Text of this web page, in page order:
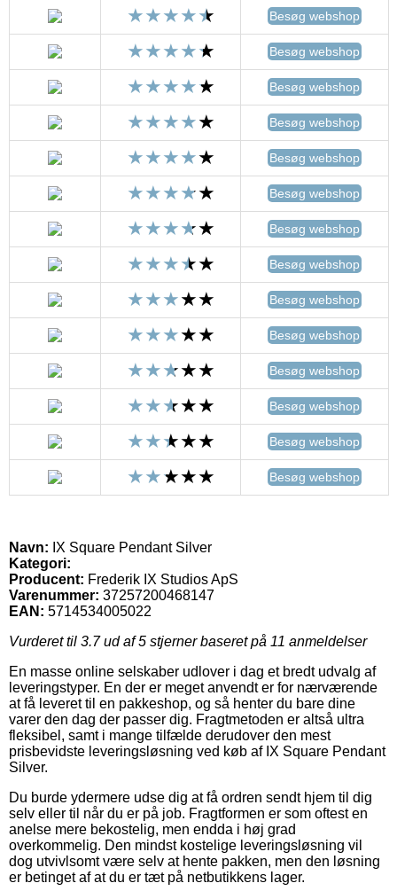
Besøg webshop
Besøg webshop
Besøg webshop
Besøg webshop
Besøg webshop
Besøg webshop
Besøg webshop
Besøg webshop
Besøg webshop
Besøg webshop
Besøg webshop
Besøg webshop
Besøg webshop
Besøg webshop
Navn: IX Square Pendant Silver
Kategori:
Producent: Frederik IX Studios ApS
Varenummer: 37257200468147
EAN: 5714534005022
Vurderet til 3.7ud af 5 stjerner baseret på 11 anmeldelser
En masse online selskaber udlover i dag et bredt udvalg af
leveringstyper. En der er meget anvendt er for nærværende
at få leveret til en pakkeshop, og så henter du bare dine
varer den dag der passer dig. Fragtmetoden er altså ultra
fleksibel, samt i mange tilfælde derudover den mest
prisbevidste leveringsløsning ved køb af IX Square Pendant
Silver.
Du burde ydermere udse dig at få ordren sendt hjem til dig
selv eller til når du er på job. Fragtformen er som oftest en
anelse mere bekostelig, men endda i høj grad
overkommelig. Den mindst kostelige leveringsløsning vil
dog utvivlsomt være selv at hente pakken, men den løsning
er betinget af at du er tæt på netbutikkens lager.